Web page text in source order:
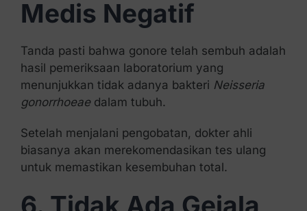
Medis Negatif
Tanda pasti bahwa gonore telah sembuh adalah
hasil pemeriksaan laboratorium yang
menunjukkan tidak adanya bakteri Neisseria
gonorrhoeaedalam tubuh.
Setelah menjalani pengobatan, dokter ahli
biasanya akan merekomendasikan tes ulang
untuk memastikan kesembuhan total.